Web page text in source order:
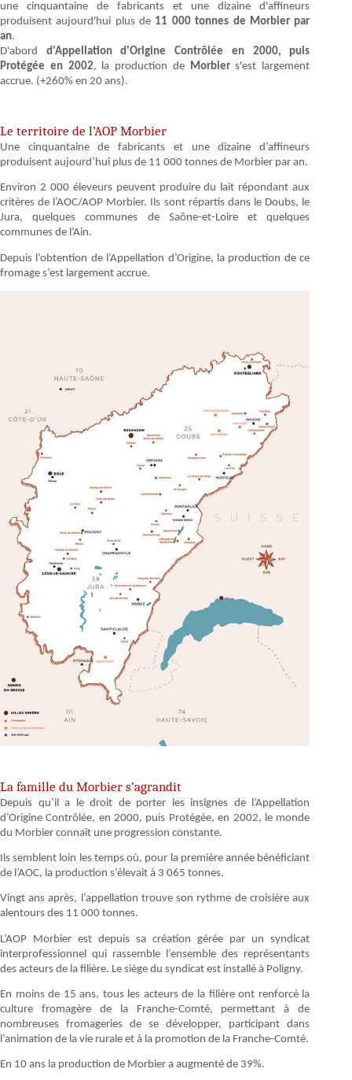
une cinquantaine de fabricants et une dizaine d'affineurs
produisent aujourd'hui plus de 11 000 tonnes de Morbier par
an.
D'abord d'Appellation d'Origine Contrôlée en 2000, puis
Protégée en 2002, la production de Morbiers'est largement
accrue. (+260% en 20 ans).
Le territoire de l’AOP Morbier
Une cinquantaine de fabricants et une dizaine d’affineurs
produisent aujourd’hui plus de 11 000 tonnes de Morbier par an.
Environ 2 000 éleveurs peuvent produire du lait répondant aux
critères de l’AOC/AOP Morbier. Ils sont répartis dans le Doubs, le
Jura, quelques communes de Saône-et-Loire et quelques
communes de l’Ain.
Depuis l’obtention de l’Appellation d’Origine, la production de ce
fromage s’est largement accrue.
La famille du Morbier s’agrandit
Depuis qu’il a le droit de porter les insignes de l’Appellation
d’Origine Contrôlée, en 2000, puis Protégée, en 2002, le monde
du Morbier connaît une progression constante.
Ils semblent loin les temps où, pour la première année bénéficiant
de l’AOC, la production s’élevait à 3 065 tonnes.
Vingt ans après, l’appellation trouve son rythme de croisière aux
alentours des 11 000 tonnes.
L’AOP Morbier est depuis sa création gérée par un syndicat
interprofessionnel qui rassemble l’ensemble des représentants
des acteurs de la filière. Le siège du syndicat est installé à Poligny.
En moins de 15 ans, tous les acteurs de la filière ont renforcé la
culture fromagère de la Franche-Comté, permettant à de
nombreuses fromageries de se développer, participant dans
l’animation de la vie rurale et à la promotion de la Franche-Comté.
En 10 ans la production de Morbier a augmenté de 39%.